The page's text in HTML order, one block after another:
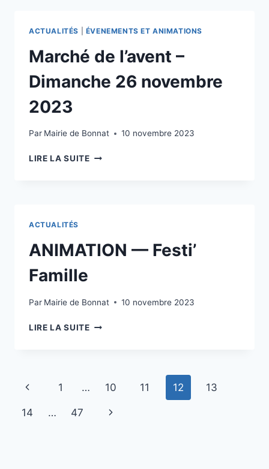
ACTUALITÉS ÉVENEMENTS ET ANIMATIONS
Marché de l’avent –
Dimanche 26 novembre
2023
Par Mairie de Bonnat 10 novembre 2023
LIRE LA SUITE
ACTUALITÉS
ANIMATION — Festi’
Famille
Par Mairie de Bonnat 10 novembre 2023
LIRE LA SUITE
1 … 10 11 12 13
14 … 47